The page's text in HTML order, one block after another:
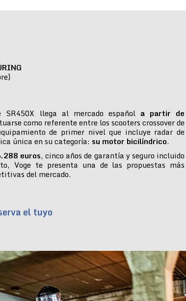
llega al mercado español a partir de
como referente entre los scooters crossover de
de primer nivel que incluye radar de
única en su categoría: su motor bicilíndrico.
euros, cinco años de garantía y seguro incluido
Voge te presenta una de las propuestas más
del mercado.
el tuyo